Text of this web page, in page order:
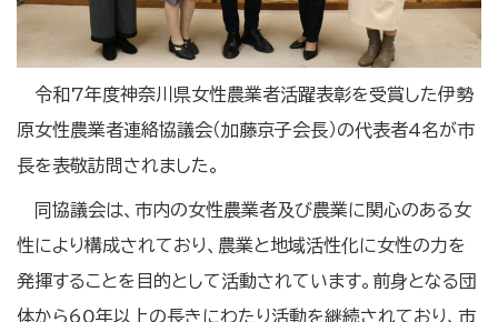
令和7年度神奈川県女性農業者活躍表彰を受賞した伊勢
原女性農業者連絡協議会（加藤京子会長）の代表者4名が市
長を表敬訪問されました。
同協議会は、市内の女性農業者及び農業に関心のある女
性により構成されており、農業と地域活性化に女性の力を
発揮することを目的として活動されています。前身となる団
体から60年以上の長きにわたり活動を継続されており、市